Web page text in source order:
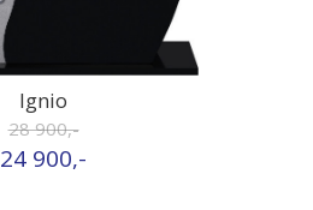
Ignio
28 900,-
24 900,-